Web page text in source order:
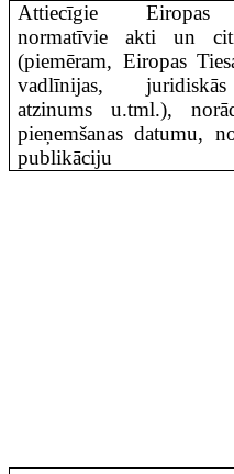
Attiecīgie Eiropas
normatīvie akti un
(piemēram, Eiropas
vadlīnijas,
atzinums u.tml.),
pieņemšanas datumu,
publikāciju